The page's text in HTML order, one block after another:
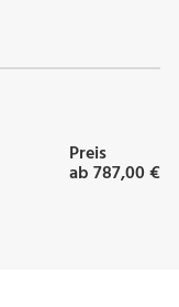
Preis
ab 787,00 €